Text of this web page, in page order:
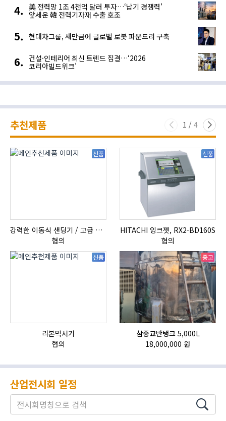
美 전력망 1조 4천억 달러 투자…‘납기 경쟁력’
앞세운 韓 전력기자재 수출 호조
현대차그룹, 새만금에 글로벌 로봇 파운드리 구축
건설·인테리어 최신 트렌드 집결…‘2026
코리아빌드위크’
추천제품 1 / 4
신품
강력한 이동식 샌딩기 / 고급 이태리 IBIX샌드블라스터
협의
신품
HITACHI 잉크젯, RX2-BD160S
협의
신품
리본믹서기
협의
중고
삼중교반탱크 5,000L
18,000,000 원
산업전시회 일정